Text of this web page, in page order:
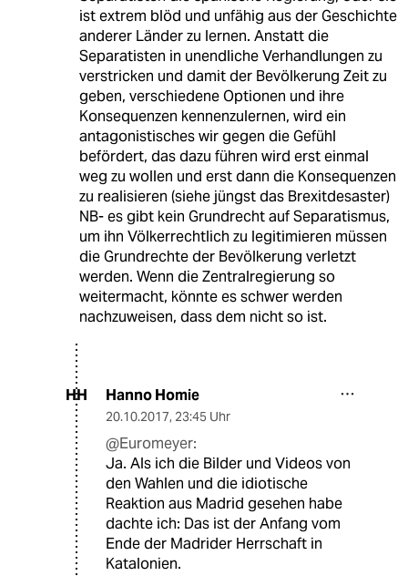
ist extrem blöd und unfähig aus der Geschichte
anderer Länder zu lernen. Anstatt die
Separatisten in unendliche Verhandlungen zu
verstricken und damit der Bevölkerung Zeit zu
geben, verschiedene Optionen und ihre
Konsequenzen kennenzulernen, wird ein
antagonistisches wir gegen die Gefühl
befördert, das dazu führen wird erst einmal
weg zu wollen und erst dann die Konsequenzen
zu realisieren (siehe jüngst das Brexitdesaster)
NB- es gibt kein Grundrecht auf Separatismus,
um ihn Völkerrechtlich zu legitimieren müssen
die Grundrechte der Bevölkerung verletzt
werden. Wenn die Zentralregierung so
weitermacht, könnte es schwer werden
nachzuweisen, dass dem nicht so ist.
HH Hanno Homie
20.10.2017, 23:45 Uhr
@Euromeyer:
Ja. Als ich die Bilder und Videos von
den Wahlen und die idiotische
Reaktion aus Madrid gesehen habe
dachte ich: Das ist der Anfang vom
Ende der Madrider Herrschaft in
Katalonien.